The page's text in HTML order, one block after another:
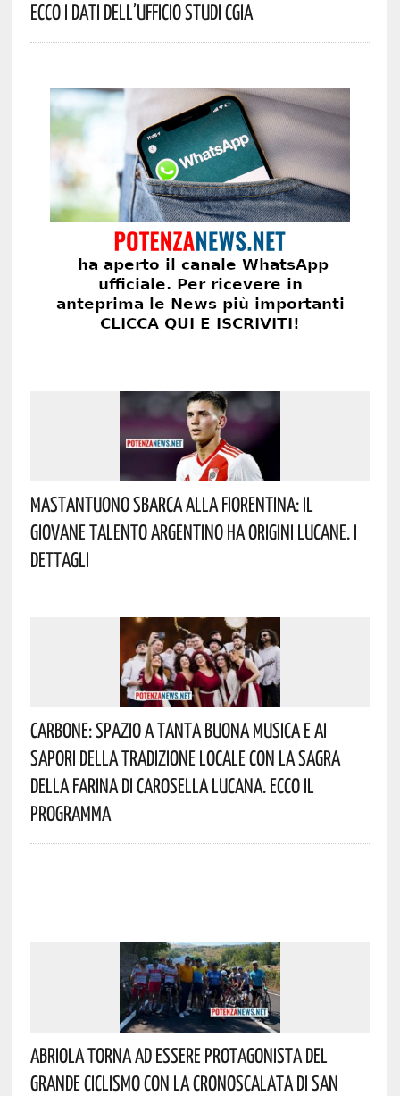
Ecco I Dati Dell’Ufficio Studi CGIA
Mastantuono Sbarca Alla Fiorentina: Il
Giovane Talento Argentino Ha Origini Lucane. I
Dettagli
Carbone: Spazio A Tanta Buona Musica E Ai
Sapori Della Tradizione Locale Con La Sagra
Della Farina Di Carosella Lucana. Ecco Il
Programma
Abriola Torna Ad Essere Protagonista Del
Grande Ciclismo Con La Cronoscalata Di San